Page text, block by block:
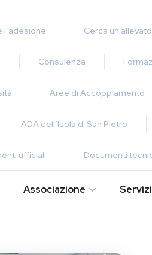
l’adesione
Cerca un
Consulenza
Aree di Accoppiamento
ADA dell’Isola di San Pietro
ufficiali Documenti
Associazione Servizi